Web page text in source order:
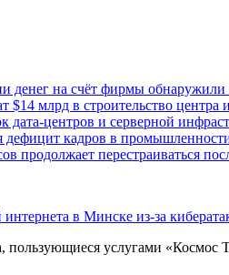
денег на счёт фирмы
$14 млрд в строительство центра
дата-центров и серверной
дефицит кадров в
продолжает перестраиваться
в Минске из-за
услугами «Космос